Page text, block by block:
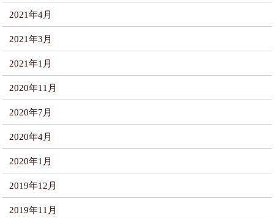
2021年4月
2021年3月
2021年1月
2020年11月
2020年7月
2020年4月
2020年1月
2019年12月
2019年11月